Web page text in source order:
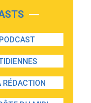
RÉDACTION